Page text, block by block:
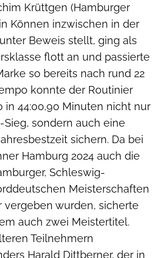
Krüttgen (Hamburger
Können inzwischen in der
Beweis stellt, ging als
flott an und passierte
so bereits nach rund 22
konnte der Routinier
in 44:00,90 Minuten nicht nur
sondern auch eine
sichern. Da bei
Hamburg 2024 auch die
Schleswig-
Meisterschaften
vergeben wurden, sicherte
auch zwei Meistertitel.
Teilnehmern
Harald Dittberner, der in